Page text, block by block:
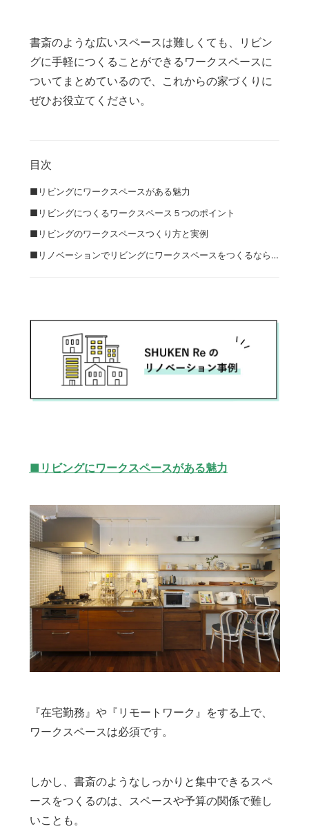
書斎のような広いスペースは難しくても、リビン
グに手軽につくることができるワークスペースに
ついてまとめているので、これからの家づくりに
ぜひお役立てください。
目次
■リビングにワークスペースがある魅力
■リビングにつくるワークスペース５つのポイント
■リビングのワークスペースつくり方と実例
■リノベーションでリビングにワークスペースをつくるなら…
■リビングにワークスペースがある魅力
『在宅勤務』や『リモートワーク』をする上で、
ワークスペースは必須です。
しかし、書斎のようなしっかりと集中できるスペ
ースをつくるのは、スペースや予算の関係で難し
いことも。